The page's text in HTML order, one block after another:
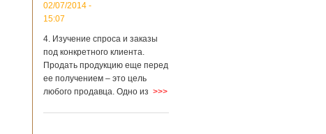
02/07/2014 -
15:07
4. Изучение спроса и заказы
под конкретного клиента.
Продать продукцию еще перед
ее получением – это цель
любого продавца. Одно из >>>